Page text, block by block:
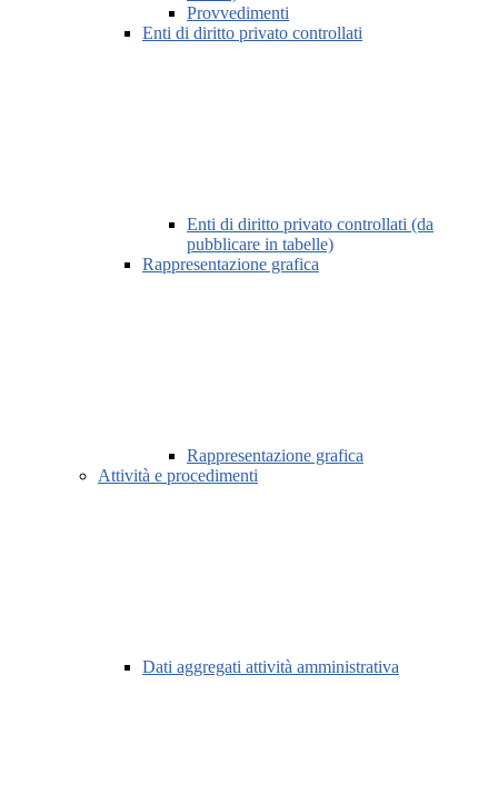
Provvedimenti
Enti di diritto privato controllati
Enti di diritto privato controllati (da
pubblicare in tabelle)
Rappresentazione grafica
Rappresentazione grafica
Attività e procedimenti
Dati aggregati attività amministrativa